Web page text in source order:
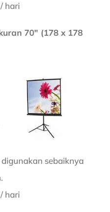
hari
70″ (178 x 178
sebaiknya
hari